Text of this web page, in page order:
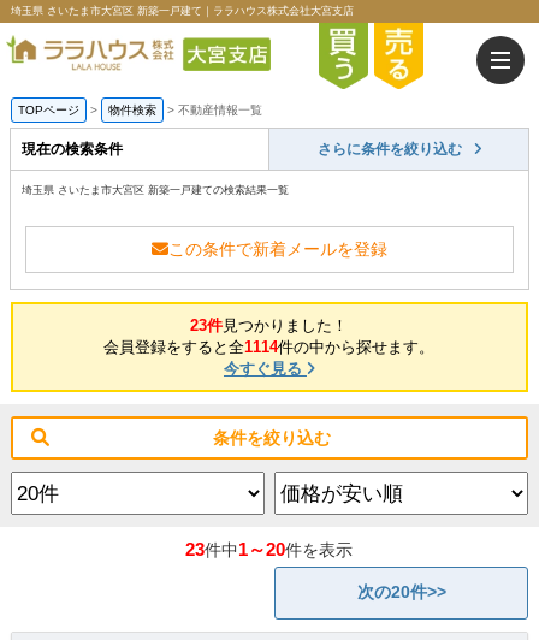
埼玉県 さいたま市大宮区 新築一戸建て｜ララハウス株式会社大宮支店
TOPページ > 物件検索 > 不動産情報一覧
現在の検索条件 さらに条件を絞り込む
埼玉県 さいたま市大宮区 新築一戸建ての検索結果一覧
この条件で新着メールを登録
23件見つかりました！
会員登録をすると全1114件の中から探せます。
今すぐ見る
条件を絞り込む
23件中1～20件を表示
次の20件>>